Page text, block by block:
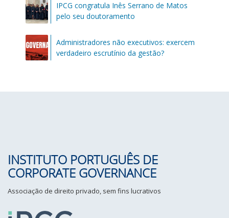
IPCG congratula Inês Serrano de Matos
pelo seu doutoramento
Administradores não executivos: exercem
verdadeiro escrutínio da gestão?
INSTITUTO PORTUGUÊS DE
CORPORATE GOVERNANCE
Associação de direito privado, sem fins lucrativos